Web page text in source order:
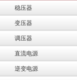
稳压器
变压器
调压器
直流电源
逆变电源